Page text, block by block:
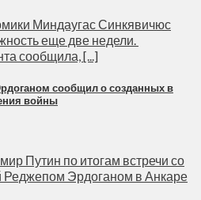
Миндаугас Синкявичюс
еще две недели.
сообщила, [...]
сообщил о созданных в
войны
Путин по итогам встречи со
Реджепом Эрдоганом в Анкаре